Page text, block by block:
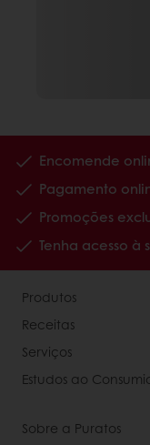
Encomende
Pagamento
Promoções
Tenha acesso à
Produtos
Receitas
Serviços
Estudos ao
Sobre a Puratos